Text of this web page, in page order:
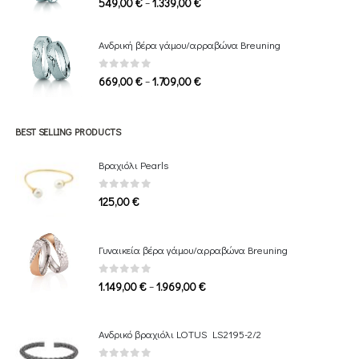
549,00€ 1.339,00€
through
Ανδρική βέρα γάμου/αρραβώνα Breuning
0 out of 5
669,00€–1.709,00€Price
BEST SELLING PRODUCTS
Βραχιόλι Pearls
0out of 5
125,00€
Γυναικεία βέρα γάμου/αρραβώνα Breuning
0 out of 5
1.149,00€–1.969,00€Price
through
Ανδρικό βραχιόλι LOTUS LS2195-2/2